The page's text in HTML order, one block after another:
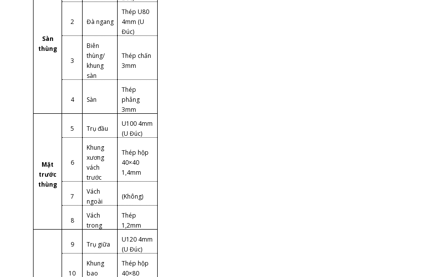
Sàn
thùng
2 Đà ngang
Thép U80
4mm (U
Đúc)
3
Biên
thùng/
khung
sàn
Thép chấn
3mm
4 Sàn
Thép
phẳng
3mm
Mặt
trước
thùng
5 Trụ đầu
U100 4mm
(U Đúc)
6
Khung
xương
vách
trước
Thép hộp
40×40
1,4mm
7
Vách
ngoài
(Không)
8
Vách
trong
Thép
1,2mm
9 Trụ giữa
U120 4mm
(U Đúc)
10
Khung
bao
Thép hộp
40×80